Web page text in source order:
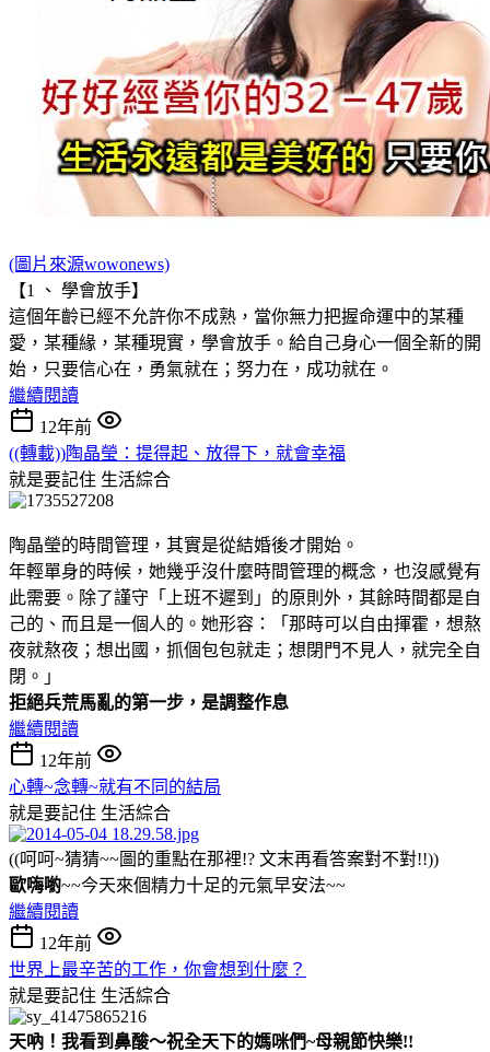
(圖片來源wowonews)
【1 、 學會放手】
這個年齡已經不允許你不成熟，當你無力把握命運中的某種
愛，某種緣，某種現實，學會放手。給自己身心一個全新的開
始，只要信心在，勇氣就在；努力在，成功就在。
繼續閱讀
12年前
((轉載))陶晶瑩：提得起、放得下，就會幸福
就是要記住 生活綜合
陶晶瑩的時間管理，其實是從結婚後才開始。
年輕單身的時候，她幾乎沒什麼時間管理的概念，也沒感覺有
此需要。除了謹守「上班不遲到」的原則外，其餘時間都是自
己的、而且是一個人的。她形容：「那時可以自由揮霍，想熬
夜就熬夜；想出國，抓個包包就走；想閉門不見人，就完全自
閉。」
拒絕兵荒馬亂的第一步，是調整作息
繼續閱讀
12年前
心轉~念轉~就有不同的結局
就是要記住 生活綜合
((呵呵~猜猜~~圖的重點在那裡!? 文末再看答案對不對!!))
歐嗨喲~~今天來個精力十足的元氣早安法~~
繼續閱讀
12年前
世界上最辛苦的工作，你會想到什麼？
就是要記住 生活綜合
天吶！我看到鼻酸～祝全天下的媽咪們~母親節快樂!!